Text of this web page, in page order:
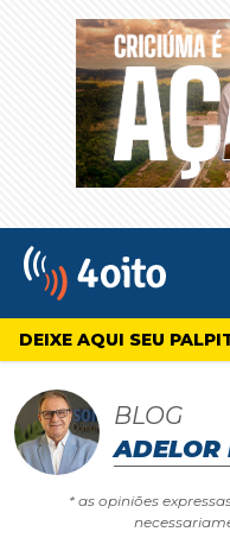
4oito
DEIXE AQUI SEU
BLOG
ADELOR
* as opiniões